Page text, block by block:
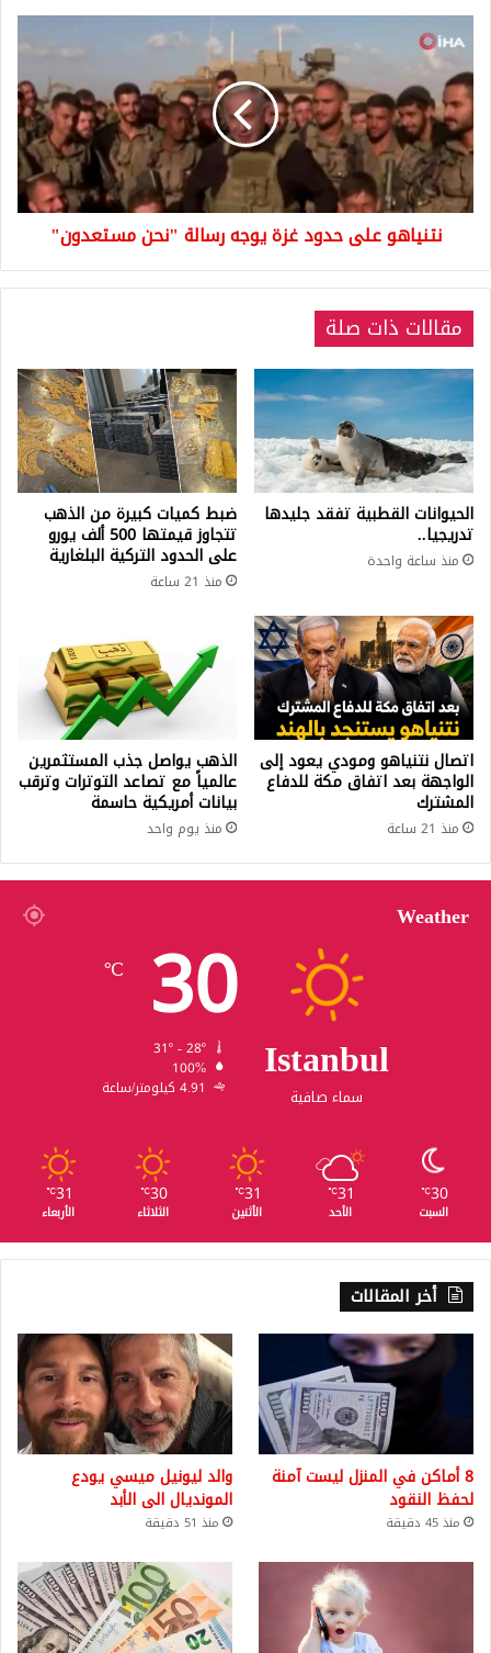
نتنياهو
على
حدود
غزة
يوجه
رسالة
"نحن
مستعدون"
نتنياهو على حدود غزة يوجه رسالة "نحن مستعدون"
مقالات ذات صلة
الحيوانات القطبية تفقد جليدها
تدريجيا..
منذ ساعة واحدة
ضبط كميات كبيرة من الذهب
تتجاوز قيمتها 500 ألف يورو
على الحدود التركية البلغارية
منذ 21 ساعة
اتصال نتنياهو ومودي يعود إلى
الواجهة بعد اتفاق مكة للدفاع
المشترك
منذ 21 ساعة
الذهب يواصل جذب المستثمرين
عالمياً مع تصاعد التوترات وترقب
بيانات أمريكية حاسمة
منذ يوم واحد
Weather
Istanbul
سماء صافية
30
℃
100%
4.91 كيلومتر/ساعة
30
℃
السبت
31
℃
الأحد
31
℃
الأثنين
30
℃
الثلاثاء
31
℃
الأربعاء
أخر المقالات
8 أماكن في المنزل ليست آمنة
لحفظ النقود
منذ 45 دقيقة
والد ليونيل ميسي يودع
المونديال الى الأبد
منذ 51 دقيقة